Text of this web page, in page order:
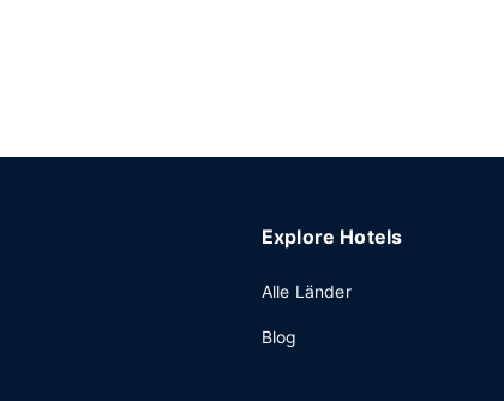
Explore Hotels
Alle Länder
Blog